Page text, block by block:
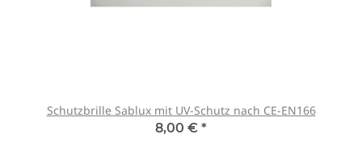
Schutzbrille Sablux mit UV-Schutz nach CE-EN166
8,00 € *